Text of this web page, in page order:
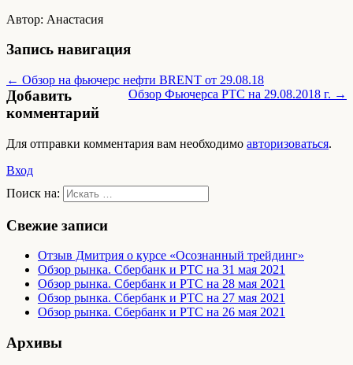
Автор: Анастасия
Запись навигация
← Обзор на фьючерс нефти BRENT от 29.08.18
Обзор Фьючерса РТС на 29.08.2018 г. →
Добавить
комментарий
Для отправки комментария вам необходимо авторизоваться.
Вход
Поиск на:
Свежие записи
Отзыв Дмитрия о курсе «Осознанный трейдинг»
Обзор рынка. Сбербанк и РТС на 31 мая 2021
Обзор рынка. Сбербанк и РТС на 28 мая 2021
Обзор рынка. Сбербанк и РТС на 27 мая 2021
Обзор рынка. Сбербанк и РТС на 26 мая 2021
Архивы